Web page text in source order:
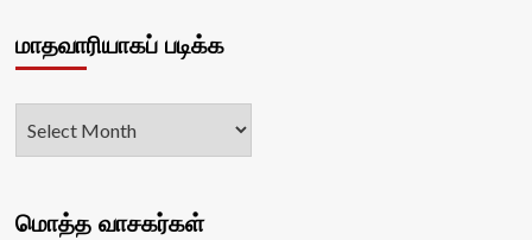
மாதவாரியாகப் படிக்க
மொத்த வாசகர்கள்